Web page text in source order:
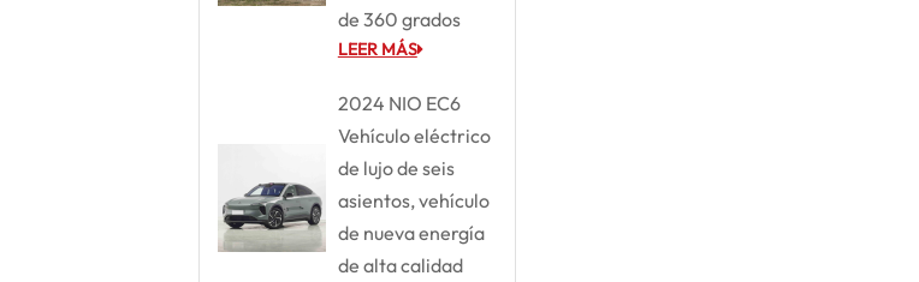
de 360 grados
LEER MÁS
2024 NIO EC6
Vehículo eléctrico
de lujo de seis
asientos, vehículo
de nueva energía
de alta calidad